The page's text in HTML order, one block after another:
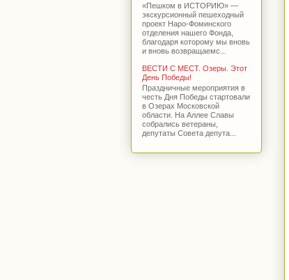
«Пешком в ИСТОРИЮ» —
экскурсионный пешеходный
проект Наро-Фоминского
отделения нашего Фонда,
благодаря которому мы вновь
и вновь возвращаемс...
ВЕСТИ С МЕСТ. Озеры. Этот
День Победы!
Праздничные мероприятия в
честь Дня Победы стартовали
в Озерах Московской
области. На Аллее Славы
собрались ветераны,
депутаты Совета депута...